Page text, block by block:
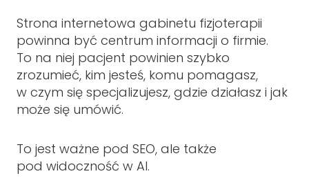
Strona internetowa gabinetu fizjoterapii
powinna być centrum informacji o firmie.
To na niej pacjent powinien szybko
zrozumieć, kim jesteś, komu pomagasz,
w czym się specjalizujesz, gdzie działasz i jak
może się umówić.
To jest ważne pod SEO, ale także
pod widoczność w AI.